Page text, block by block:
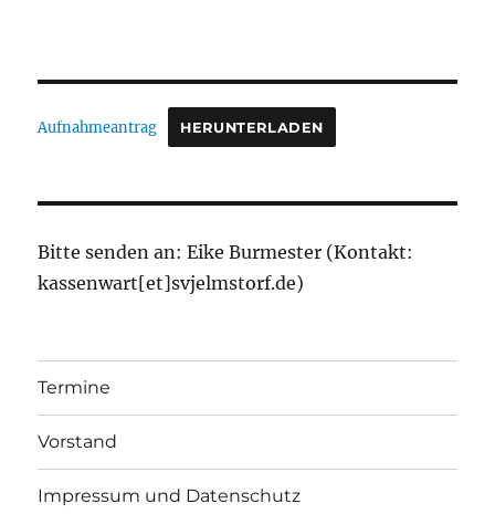
Aufnahmeantrag HERUNTERLADEN
Bitte senden an: Eike Burmester (Kontakt:
kassenwart[et]svjelmstorf.de)
Termine
Vorstand
Impressum und Datenschutz